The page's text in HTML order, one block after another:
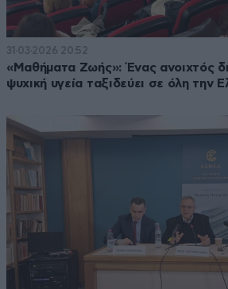
31·03·2026 20:52
«Μαθήματα Ζωής»: Ένας ανοιχτός
ψυχική υγεία ταξιδεύει σε όλη την